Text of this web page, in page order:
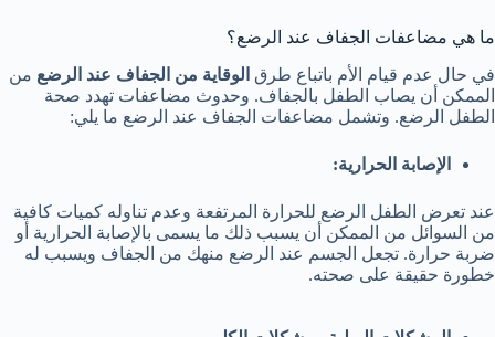
ما هي مضاعفات الجفاف عند الرضع؟
في حال عدم قيام الأم باتباع طرق الوقاية من الجفاف عند الرضع من
الممكن أن يصاب الطفل بالجفاف. وحدوث مضاعفات تهدد صحة
الطفل الرضع. وتشمل مضاعفات الجفاف عند الرضع ما يلي:
الإصابة الحرارية:
عند تعرض الطفل الرضع للحرارة المرتفعة وعدم تناوله كميات كافية
من السوائل من الممكن أن يسبب ذلك ما يسمى بالإصابة الحرارية أو
ضربة حرارة. تجعل الجسم عند الرضع منهك من الجفاف ويسبب له
خطورة حقيقة على صحته.